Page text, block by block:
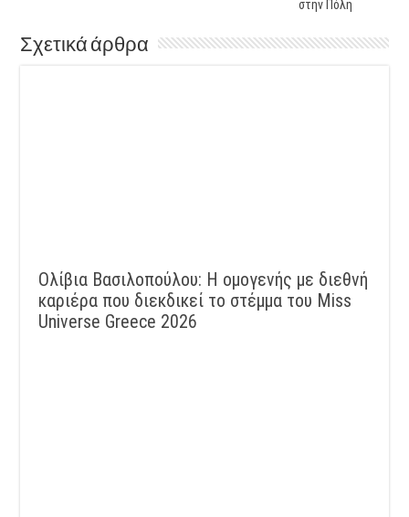
στην Πόλη
Σχετικά άρθρα
Ολίβια Βασιλοπούλου: Η ομογενής με διεθνή
καριέρα που διεκδικεί το στέμμα του Miss
Universe Greece 2026